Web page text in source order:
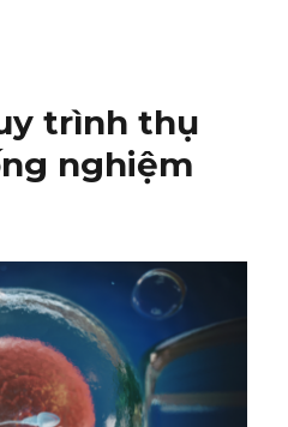
trình thụ
nghiệm